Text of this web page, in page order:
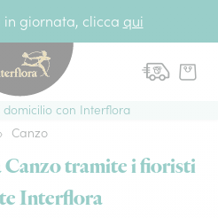
in giornata, clicca qui
domicilio con Interflora
› Canzo
Canzo tramite i fioristi
Interflora